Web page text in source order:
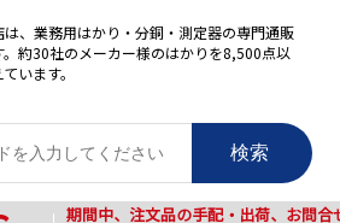
は、業務用はかり・分銅・測定器の専門通販
。約30社のメーカー様のはかりを8,500点以
います。
検索